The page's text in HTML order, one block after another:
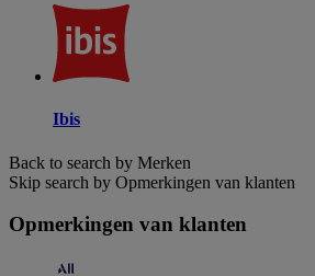
Ibis
Back to search by Merken
Skip search by Opmerkingen van klanten
Opmerkingen van klanten